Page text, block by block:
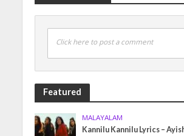
Click here to post a comment
Featured
MALAYALAM
Kannilu Kannilu Lyrics –